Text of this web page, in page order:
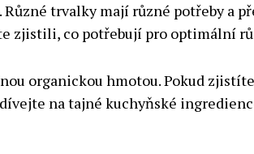
trvalky mají různé potřeby a
zjistili, co potřebují pro optimální
organickou hmotou. Pokud
na tajné kuchyňské